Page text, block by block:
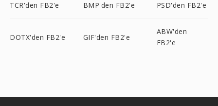
TCR'den FB2'e BMP'den FB2'e PSD'den FB2'e
DOTX'den FB2'e GIF'den FB2'e
ABW'den
FB2'e